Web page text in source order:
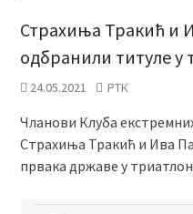
Страхиња Тракић и
одбранили титуле у
24.05.2021 РТК
Чланови Клуба
Страхиња Тракић и Ива
првака државе у